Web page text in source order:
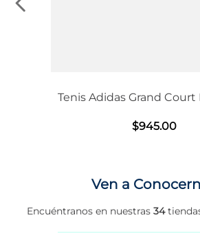
Tenis Adidas Grand Court
$945.00
Ven a
Encuéntranos en nuestras 34